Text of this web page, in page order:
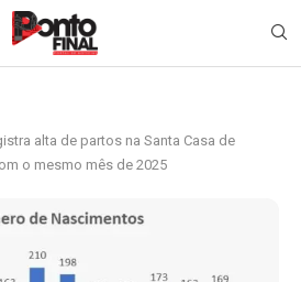
alta de partos na Santa Casa de
o mesmo mês de 2025